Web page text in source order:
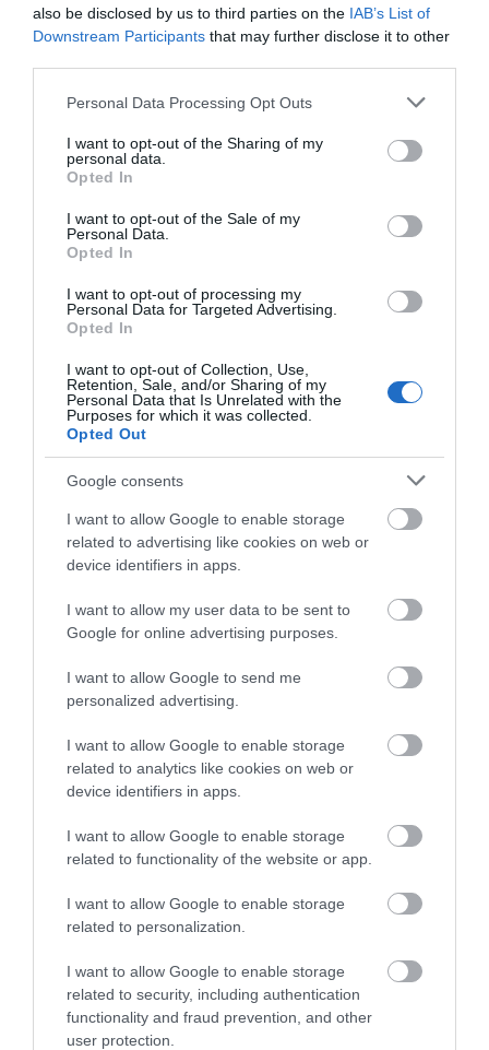
also be disclosed by us to third parties on the IAB’s List of
Downstream Participants that may further disclose it to other
Please note that this website/app uses one or more Google
not limited to your visit or usage behaviour. You may click to
grant or deny consent to Google and its third-party tags to
use your data for below specified purposes in below Google
consent section.
Personal Data Processing Opt Outs
I want to opt-out of the Sharing of my
personal data.
Opted In
I want to opt-out of the Sale of my
Personal Data.
Opted In
I want to opt-out of processing my
Personal Data for Targeted Advertising.
Opted In
I want to opt-out of Collection, Use,
Retention, Sale, and/or Sharing of my
Personal Data that Is Unrelated with the
Purposes for which it was collected.
Opted Out
Google consents
I want to allow Google to enable storage
related to advertising like cookies on web or
device identifiers in apps.
I want to allow my user data to be sent to
Google for online advertising purposes.
I want to allow Google to send me
personalized advertising.
I want to allow Google to enable storage
related to analytics like cookies on web or
device identifiers in apps.
I want to allow Google to enable storage
related to functionality of the website or app.
I want to allow Google to enable storage
related to personalization.
I want to allow Google to enable storage
related to security, including authentication
functionality and fraud prevention, and other
user protection.
Καιρός: Καύσωνας και πολλά
μποφόρ σήμερα στην Εύβοια
09.08.2026 | 08:20
«Κόκκινος» συναγερμός σήμερα
στην Εύβοια – Τι απαγορεύεται
09.08.2026 | 08:00
09.08.2026 | 00:10
Ρίγη συγκίνησης στην Εύβοια! Η
Ιερά Μονή Οσίου Δαυΐδ έλαμψε
στη μεγάλη πανήγυρη της
Μεταμορφώσεως
08.08.2026 | 21:00
Συγκινεί Ενορία στην
Εύβοια! Συγκεντρώνει
οικογένειες για τον
Δεκαπενταύγουστο!
Σε πλήρη ετοιμότητα
για ενδεχόμενο
Δήμος Χαλκιδέων-
Χρήσιμα τηλέφωνα
Γνωρίζατε ότι υπάρχει
Λουτράκι και στην
Μεγάλο συναυλία
σήμερα στην Εύβοια με
βιολιού!